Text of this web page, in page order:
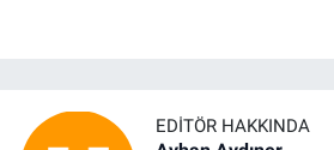
EDITÖR HAKKINDA